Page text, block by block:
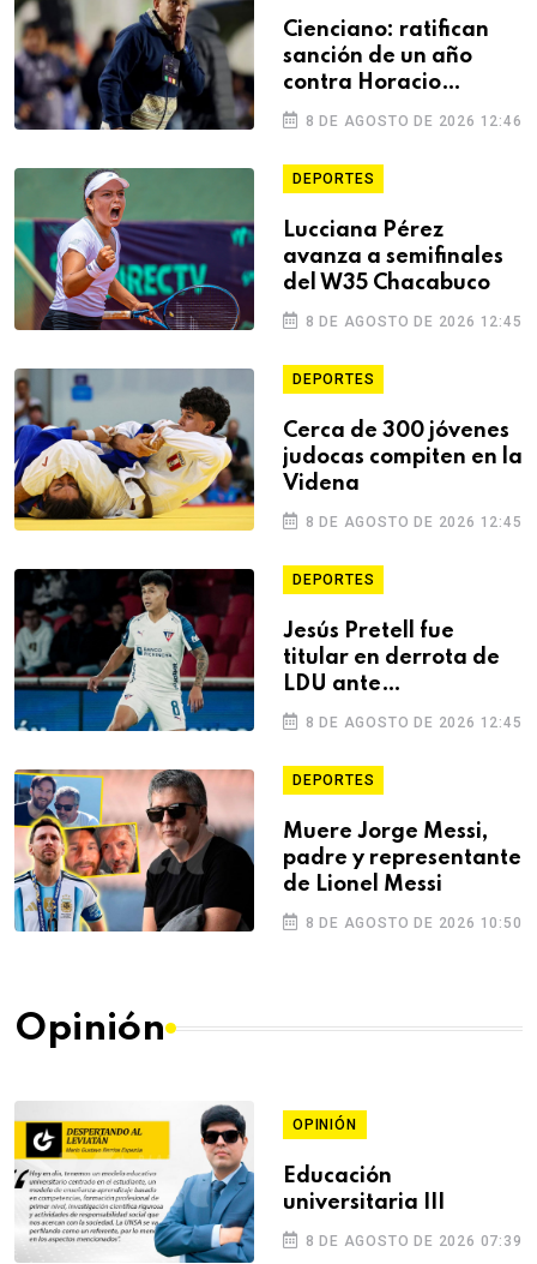
Cienciano: ratifican
sanción de un año
contra Horacio
Melgarejo
8 DE AGOSTO DE 2026 12:46
DEPORTES
Lucciana Pérez
avanza a semifinales
del W35 Chacabuco
8 DE AGOSTO DE 2026 12:45
DEPORTES
Cerca de 300 jóvenes
judocas compiten en la
Videna
8 DE AGOSTO DE 2026 12:45
DEPORTES
Jesús Pretell fue
titular en derrota de
LDU ante
Independiente del
Valle
8 DE AGOSTO DE 2026 12:45
DEPORTES
Muere Jorge Messi,
padre y representante
de Lionel Messi
8 DE AGOSTO DE 2026 10:50
Opinión
OPINIÓN
Educación
universitaria III
8 DE AGOSTO DE 2026 07:39